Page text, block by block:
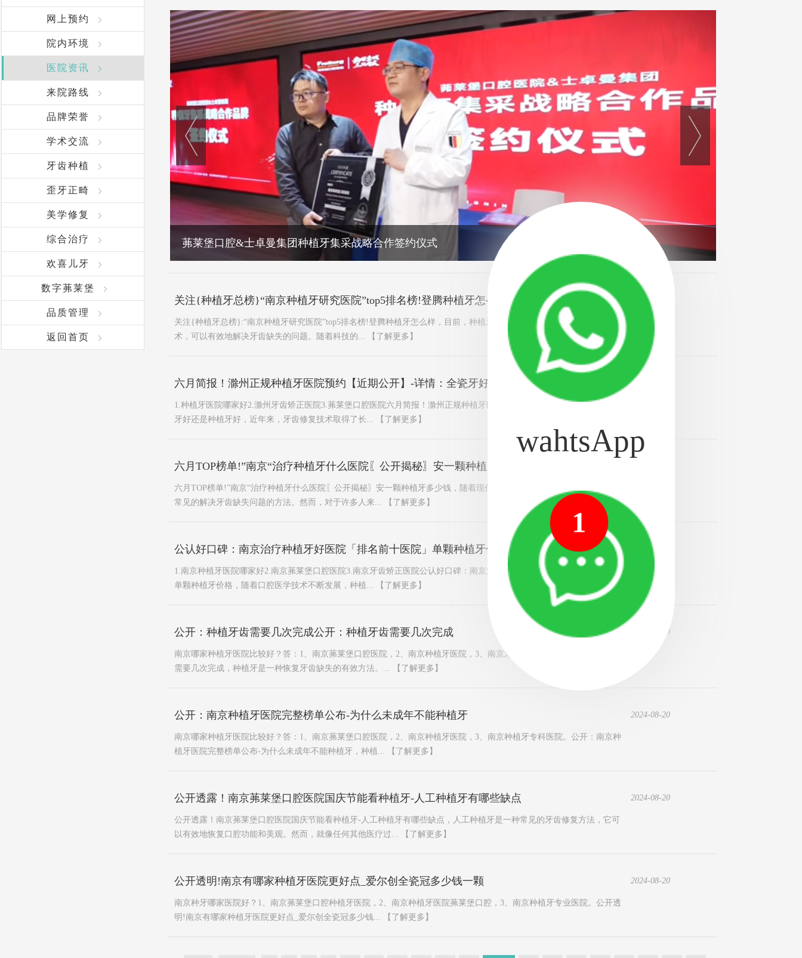
网上预约
院内环境
医院资讯
来院路线
品牌荣誉
学术交流
牙齿种植
歪牙正畸
美学修复
综合治疗
欢喜儿牙
数字茀莱堡
品质管理
返回首页
茀莱堡口腔&士卓曼集团种植牙集采战略合作签约仪式
2024-08-20
关注{种植牙总榜}“南京种植牙研究医院”top5排名榜!登腾种植牙怎么样
关注{种植牙总榜}:“南京种植牙研究医院”top5排名榜!登腾种植牙怎么样，目前，种植牙术是更为先进的一种牙齿修复技
术，可以有效地解决牙齿缺失的问题。随着科技的...
【了解更多】
2024-08-20
六月简报！滁州正规种植牙医院预约【近期公开】-详情：全瓷牙好还是种植牙好
1.种植牙医院哪家好2.滁州牙齿矫正医院3.茀莱堡口腔医院六月简报！滁州正规种植牙医院预约【近期公开】-详情：全瓷
牙好还是种植牙好，近年来，牙齿修复技术取得了长...
【了解更多】
六月TOP榜单!”南京“治疗种植牙什么医院〖公开揭秘〗安一颗种植牙多少钱
六月TOP榜单!”南京“治疗种植牙什么医院〖公开揭秘〗安一颗种植牙多少钱，随着现代牙科技术的发展，种植牙成为一种
常见的解决牙齿缺失问题的方法。然而，对于许多人来...
【了解更多】
2024-08-20
公认好口碑：南京治疗种植牙好医院「排名前十医院」单颗种植牙价格
1.南京种植牙医院哪家好2.南京茀莱堡口腔医院3.南京牙齿矫正医院公认好口碑：南京治疗种植牙好医院「排名前十医院」
单颗种植牙价格，随着口腔医学技术不断发展，种植...
【了解更多】
2024-08-20
公开：种植牙齿需要几次完成公开：种植牙齿需要几次完成
南京哪家种植牙医院比较好？答：1、南京茀莱堡口腔医院，2、南京种植牙医院，3、南京牙齿矫正医院。公开：种植牙齿
需要几次完成，种植牙是一种恢复牙齿缺失的有效方法。...
【了解更多】
2024-08-20
公开：南京种植牙医院完整榜单公布-为什么未成年不能种植牙
南京哪家种植牙医院比较好？答：1、南京茀莱堡口腔医院，2、南京种植牙医院，3、南京种植牙专科医院。公开：南京种
植牙医院完整榜单公布-为什么未成年不能种植牙，种植...
【了解更多】
2024-08-20
公开透露！南京茀莱堡口腔医院国庆节能看种植牙-人工种植牙有哪些缺点
公开透露！南京茀莱堡口腔医院国庆节能看种植牙-人工种植牙有哪些缺点，人工种植牙是一种常见的牙齿修复方法，它可
以有效地恢复口腔功能和美观。然而，就像任何其他医疗过...
【了解更多】
2024-08-20
公开透明!南京有哪家种植牙医院更好点_爱尔创全瓷冠多少钱一颗
南京种牙哪家医院好？1、南京茀莱堡口腔种植牙医院，2、南京种植牙医院茀莱堡口腔，3、南京种植牙专业医院。公开透
明!南京有哪家种植牙医院更好点_爱尔创全瓷冠多少钱...
【了解更多】
wahtsApp
1